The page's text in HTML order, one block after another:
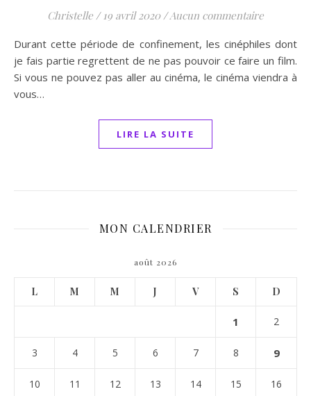
Christelle / 19 avril 2020 /Aucun commentaire
Durant cette période de confinement, les cinéphiles dont
je fais partie regrettent de ne pas pouvoir ce faire un film.
Si vous ne pouvez pas aller au cinéma, le cinéma viendra à
vous…
LIRE LA SUITE
MON CALENDRIER
août 2026
L M M J V S D
1 2
3 4 5 6 7 8 9
10 11 12 13 14 15 16